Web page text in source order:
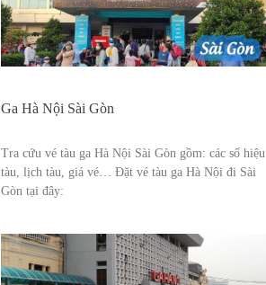
Ga Hà Nội Sài Gòn
Tra cứu vé tàu ga Hà Nội Sài Gòn gồm: các số hiệu
tàu, lịch tàu, giá vé… Đặt vé tàu ga Hà Nội đi Sài
Gòn tại đây: